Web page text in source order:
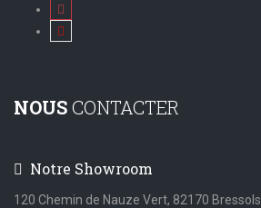
NOUSCONTACTER
Notre Showroom
120 Chemin de Nauze Vert, 82170 Bressols